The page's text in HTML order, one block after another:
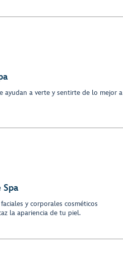
ayudan a verte y sentirte de lo mejor a
Spa
y corporales cosméticos
la apariencia de tu piel.